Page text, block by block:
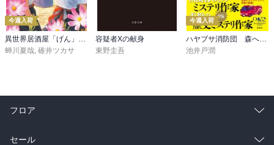
今週入荷
異世界居酒屋「げん」三杯目
蝉川夏哉, 碓井ツカサ
容疑者Xの献身
東野圭吾
今週入荷
ハヤブサ消防団 森へつづく道
池井戸潤
フロア
総合
セール